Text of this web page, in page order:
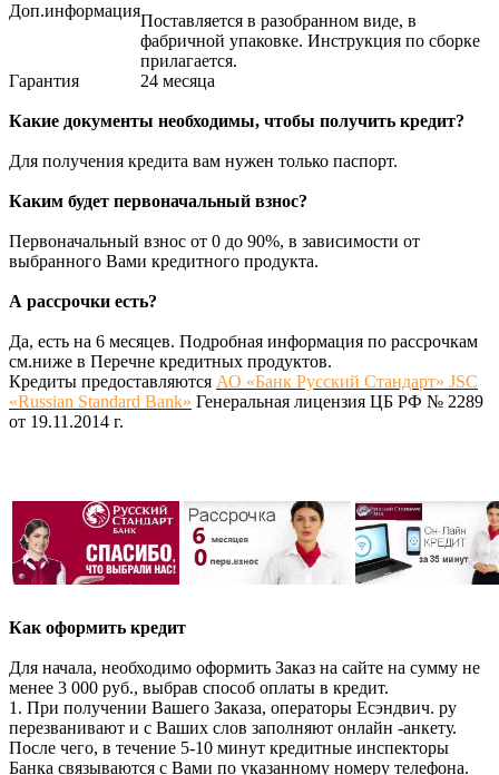
Доп.информация
Поставляется в разобранном виде, в
фабричной упаковке. Инструкция по сборке
прилагается.
Гарантия
24 месяца
Какие документы необходимы, чтобы получить кредит?
Для получения кредита вам нужен только паспорт.
Каким будет первоначальный взнос?
Первоначальный взнос от 0 до 90%, в зависимости от
выбранного Вами кредитного продукта.
А рассрочки есть?
Да, есть на 6 месяцев. Подробная информация по рассрочкам
см.ниже в Перечне кредитных продуктов.
Кредиты предоставляются АО «Банк Русский Стандарт» JSC
«Russian Standard Bank» Генеральная лицензия ЦБ РФ № 2289
от 19.11.2014 г.
Как оформить кредит
Для начала, необходимо оформить Заказ на сайте на сумму не
менее 3 000 руб., выбрав способ оплаты в кредит.
1. При получении Вашего Заказа, операторы Есэндвич. ру
перезванивают и с Ваших слов заполняют онлайн -анкету.
После чего, в течение 5-10 минут кредитные инспекторы
Банка связываются с Вами по указанному номеру телефона.